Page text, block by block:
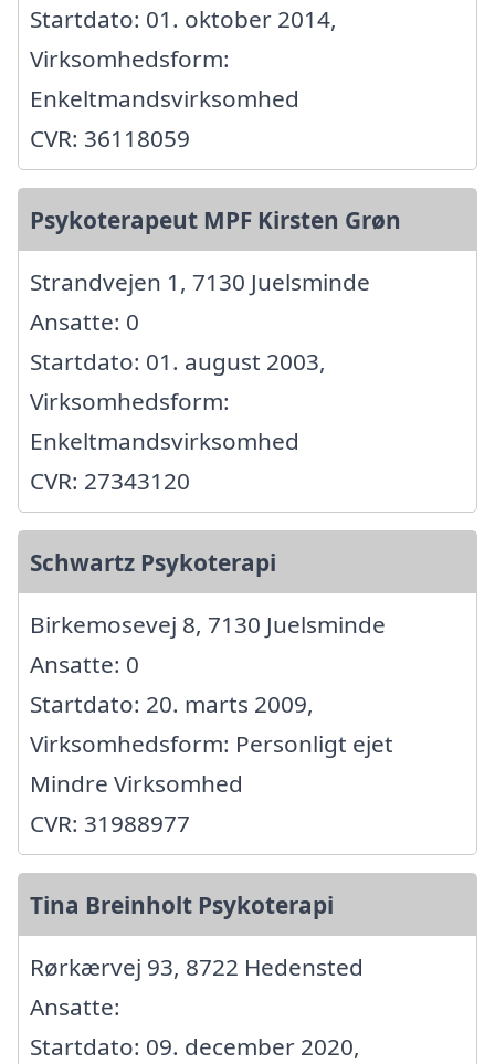
Startdato: 01. oktober 2014,
Virksomhedsform:
Enkeltmandsvirksomhed
CVR: 36118059
Psykoterapeut MPF Kirsten Grøn
Strandvejen 1, 7130 Juelsminde
Ansatte: 0
Startdato: 01. august 2003,
Virksomhedsform:
Enkeltmandsvirksomhed
CVR: 27343120
Schwartz Psykoterapi
Birkemosevej 8, 7130 Juelsminde
Ansatte: 0
Startdato: 20. marts 2009,
Virksomhedsform: Personligt ejet
Mindre Virksomhed
CVR: 31988977
Tina Breinholt Psykoterapi
Rørkærvej 93, 8722 Hedensted
Ansatte:
Startdato: 09. december 2020,